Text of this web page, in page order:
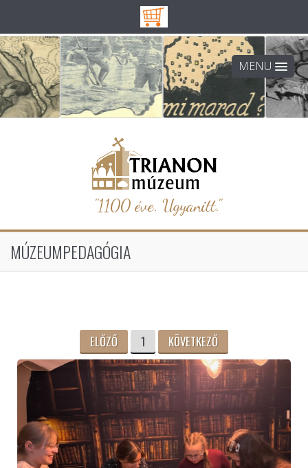
MENU
"1100 éve. Ugyanitt."
MÚZEUMPEDAGÓGIA
ELŐZŐ 1 KÖVETKEZŐ